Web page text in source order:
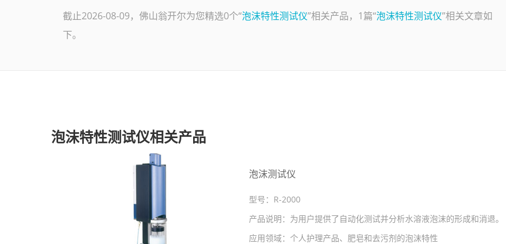
截止2026-08-09，佛山翁开尔为您精选0个“泡沫特性测试仪”相关产品，1篇“泡沫特性测试仪”相关文章如
下。
泡沫特性测试仪相关产品
泡沫测试仪
型号： R-2000
产品说明： 为用户提供了自动化测试并分析水溶液泡沫的形成和消退。
应用领域： 个人护理产品、肥皂和去污剂的泡沫特性